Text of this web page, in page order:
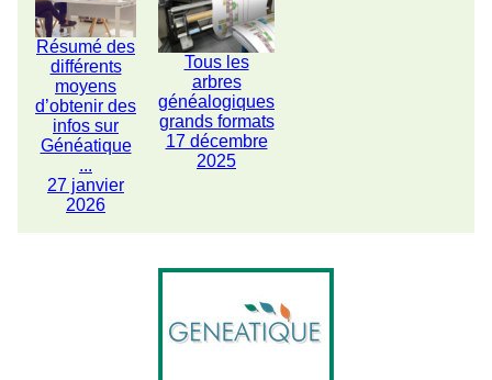
Résumé des
différents
moyens
d’obtenir des
infos sur
Généatique
...
27 janvier
2026
Tous les
arbres
généalogiques
grands formats
17 décembre
2025